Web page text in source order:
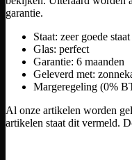
garantie.
Staat: zeer goede staat
Glas: perfect
Garantie: 6 maanden
Geleverd met:
Margeregeling (0%
Al onze artikelen worden
artikelen staat dit vermeld.